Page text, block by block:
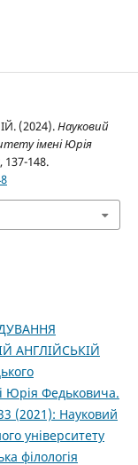
(2024).Науковий
імені Юрія
, 137-148.
АНГЛІЙСЬКІЙ
Юрія Федьковича.
(2021): Науковий
університету
філологія